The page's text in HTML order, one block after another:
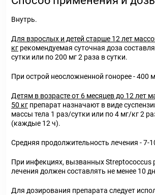
Внутрь.
Для взрослых и детей старше 12 лет
кг рекомендуемая суточная доза
сутки или по 200 мг 2 раза в сутки.
При острой неосложненной гонорее - 400
Детям в возрасте от 6 месяцев до 12 лет
50 кг препарат назначают в виде
массы тела 1 раз/сутки или по 4 мг/кг 2
(каждые 12 ч).
Средняя продолжительность лечения - 7-
При инфекциях, вызванных Streptococcus
лечения должен составлять не менее 10
Для дозирования препарата следует